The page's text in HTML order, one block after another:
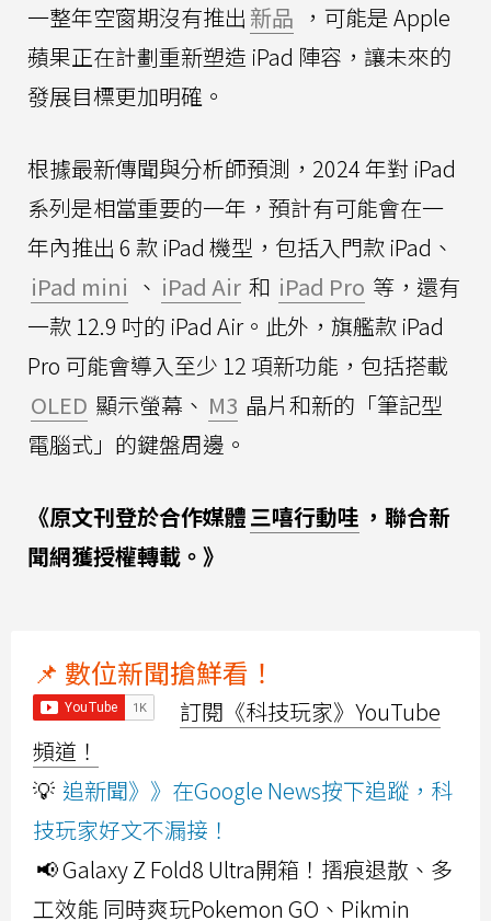
一整年空窗期沒有推出 新品 ，可能是 Apple
蘋果正在計劃重新塑造 iPad 陣容，讓未來的
發展目標更加明確。
根據最新傳聞與分析師預測，2024 年對 iPad
系列是相當重要的一年，預計有可能會在一
年內推出 6 款 iPad 機型，包括入門款 iPad、
iPad mini 、 iPad Air 和 iPad Pro 等，還有
一款 12.9 吋的 iPad Air。此外，旗艦款 iPad
Pro 可能會導入至少 12 項新功能，包括搭載
OLED 顯示螢幕、 M3 晶片和新的「筆記型
電腦式」的鍵盤周邊。
《原文刊登於合作媒體三嘻行動哇 ，聯合新
聞網獲授權轉載。》
📌 數位新聞搶鮮看！
訂閱《科技玩家》YouTube
頻道！
💡 追新聞》》在Google News按下追蹤，科
技玩家好文不漏接！
📢 Galaxy Z Fold8 Ultra開箱！摺痕退散、多
工效能 同時爽玩Pokemon GO、Pikmin